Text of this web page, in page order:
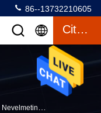
86--13732210605
Citaat